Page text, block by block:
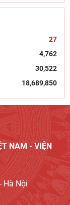
27
4,762
30,522
18,689,850
NAM - VIỆN
Hà Nội